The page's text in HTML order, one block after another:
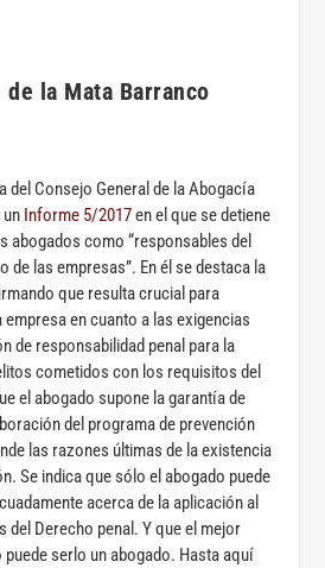
la Mata Barranco
del Consejo General de la Abogacía
Informe 5/2017en el que se detiene
abogados como “responsables del
de las empresas”. En él se destaca la
que resulta crucial para
en cuanto a las exigencias
de responsabilidad penal para la
cometidos con los requisitos del
el abogado supone la garantía de
del programa de prevención
las razones últimas de la existencia
Se indica que sólo el abogado puede
acerca de la aplicación al
del Derecho penal. Y que el mejor
serlo un abogado. Hasta aquí